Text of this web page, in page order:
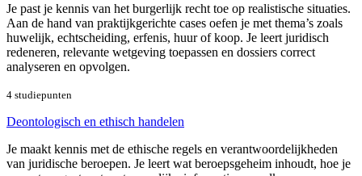
Je past je kennis van het burgerlijk recht toe op realistische situaties.
Aan de hand van praktijkgerichte cases oefen je met thema’s zoals
huwelijk, echtscheiding, erfenis, huur of koop. Je leert juridisch
redeneren, relevante wetgeving toepassen en dossiers correct
analyseren en opvolgen.
4 studiepunten
Deontologisch en ethisch handelen
Je maakt kennis met de ethische regels en verantwoordelijkheden
van juridische beroepen. Je leert wat beroepsgeheim inhoudt, hoe je